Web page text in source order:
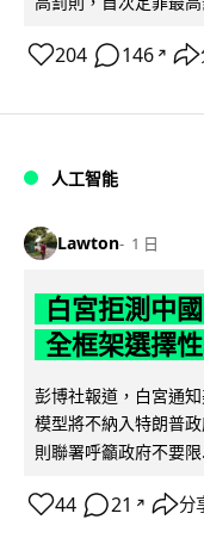
204 146 ↗
人工智能
Lawton 1 日
白宮拒測中
全框架選擇
彭博社報道，白宮通
模型將不納入特朗普
則聯署呼籲政府不要
44 21 ↗ 分